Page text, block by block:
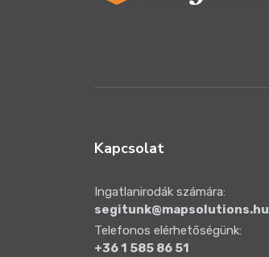
Kapcsolat
Ingatlanirodák számára:
segitunk@mapsolutions.hu
Telefonos elérhetőségünk:
+36 1 585 86 51